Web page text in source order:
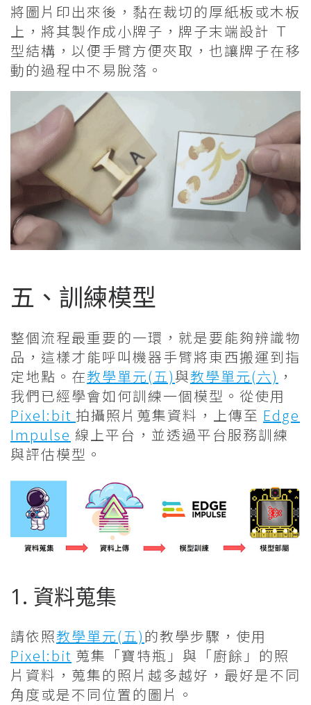
將圖片印出來後，黏在裁切的厚紙板或木板
上，將其製作成小牌子，牌子末端設計 Ｔ
型結構，以便手臂方便夾取，也讓牌子在移
動的過程中不易脫落。
五、訓練模型
整個流程最重要的一環，就是要能夠辨識物
品，這樣才能呼叫機器手臂將東西搬運到指
定地點。在教學單元(五)與教學單元(六) ，
我們已經學會如何訓練一個模型。從使用
Pixel:bit 拍攝照片蒐集資料，上傳至 Edge
Impulse 線上平台，並透過平台服務訓練
與評估模型。
1. 資料蒐集
請依照教學單元(五)的教學步驟，使用
Pixel:bit 蒐集「寶特瓶」與「廚餘」的照
片資料，蒐集的照片越多越好，最好是不同
角度或是不同位置的圖片。